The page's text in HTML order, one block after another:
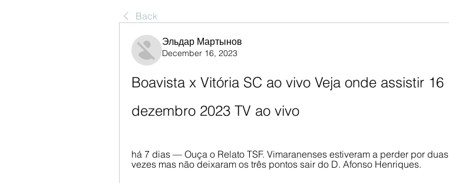
Back
Эльдар Мартынов
December 16, 2023
Boavista x Vitória SC ao vivo Veja onde assistir 16
dezembro 2023 TV ao vivo
há 7 dias — Ouça o Relato TSF. Vimaranenses estiveram a perder por duas
vezes mas não deixaram os três pontos sair do D. Afonso Henriques.